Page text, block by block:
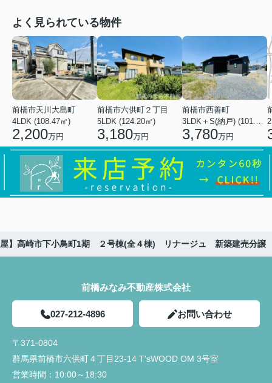
よく見られている物件
前橋市天川大島町
4LDK (108.47㎡)
2,200万円
前橋市六供町２丁目
5LDK (124.20㎡)
3,180万円
前橋市西善町
3,780万円
屋】高崎市下小鳥町1期 ２号棟(全４棟) リナージュ 新築建売分譲
前橋みなみ不動産株式会社
027-212-4896 お問い合わせ
〒371-0804
群馬県前橋市六供町４丁目23‐14 T'sWOOD OM 3号室
営業時間： 10:00～18:30